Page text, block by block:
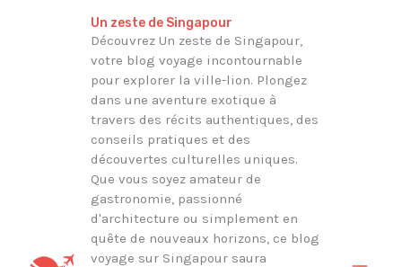
Un zeste de Singapour
Découvrez Un zeste de Singapour,
votre blog voyage incontournable
pour explorer la ville-lion. Plongez
dans une aventure exotique à
travers des récits authentiques, des
conseils pratiques et des
découvertes culturelles uniques.
Que vous soyez amateur de
gastronomie, passionné
d'architecture ou simplement en
quête de nouveaux horizons, ce blog
voyage sur Singapour saura
Rechercher